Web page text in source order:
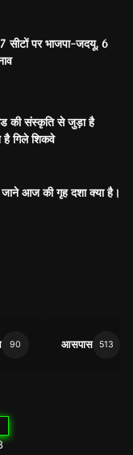
सीटों पर भाजपा-जदयू, 6
की संस्‍कृति से जुड़ा है
है गिले शिकवे
जाने आज की गृह दशा क्या है।
90 आसपास 513